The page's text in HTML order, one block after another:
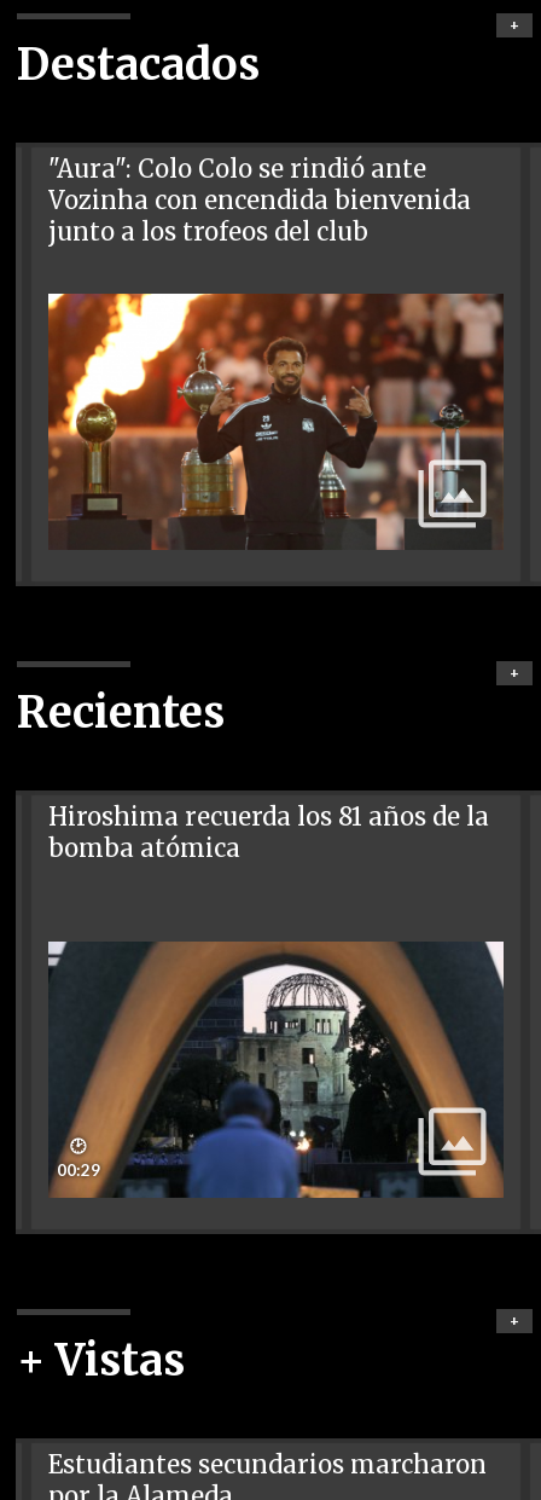
Destacados
+
"Aura": Colo Colo se rindió ante
Vozinha con encendida bienvenida
junto a los trofeos del club
Recientes
+
Hiroshima recuerda los 81 años de la
bomba atómica
🕑
00:29
+ Vistas
+
Estudiantes secundarios marcharon